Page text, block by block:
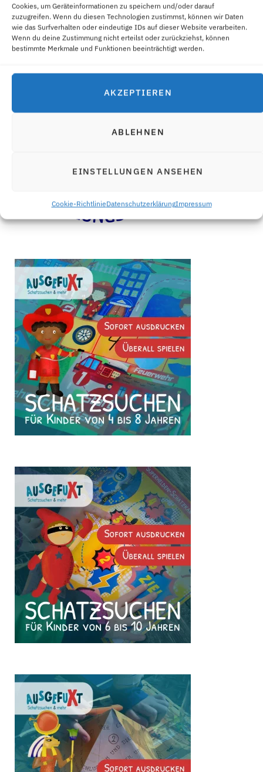
Cookies, um Geräteinformationen zu speichern und/oder darauf
zuzugreifen. Wenn du diesen Technologien zustimmst, können wir Daten
wie das Surfverhalten oder eindeutige IDs auf dieser Website verarbeiten.
Wenn du deine Zustimmung nicht erteilst oder zurückziehst, können
bestimmte Merkmale und Funktionen beeinträchtigt werden.
AKZEPTIEREN
ABLEHNEN
EINSTELLUNGEN ANSEHEN
Cookie-RichtlinieDatenschutzerklärungImpressum